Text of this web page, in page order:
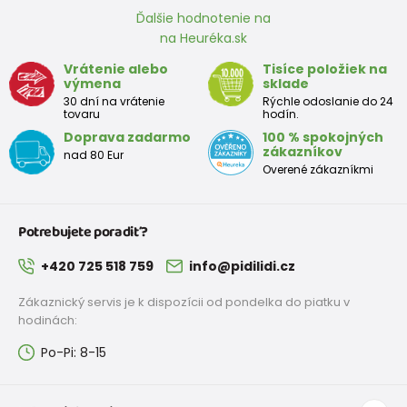
FUNNY chlapčenské ponožky - 3pack, Pidilidi, PD0142-02, chlapec
9,5 €
od 5,8 €
Skladem
FUNNY chlapčenské ponožky - 3pack, Pidilidi, PD0141-02, chlapec
FUNNY chlapčenské ponožky - 3pack, Pidilidi, PD0140-02, chlapec
od 5,8 € s DPH
ponožky kotníkové chlapčenské - 3pack, Pidilidi, PD0131, Chlapec
Ďalšie hodnotenie na
na Heuréka.sk
Vrátenie alebo
výmena
30 dní na vrátenie
tovaru
Tisíce položiek na
sklade
Rýchle odoslanie do 24
hodín.
Doprava zadarmo
nad 80 Eur
100 % spokojných
zákazníkov
Overené zákazníkmi
Potrebujete poradiť?
+420 725 518 759 info@pidilidi.cz
Zákaznický servis je k dispozícii od pondelka do piatku v
hodinách:
Po-Pi: 8-15